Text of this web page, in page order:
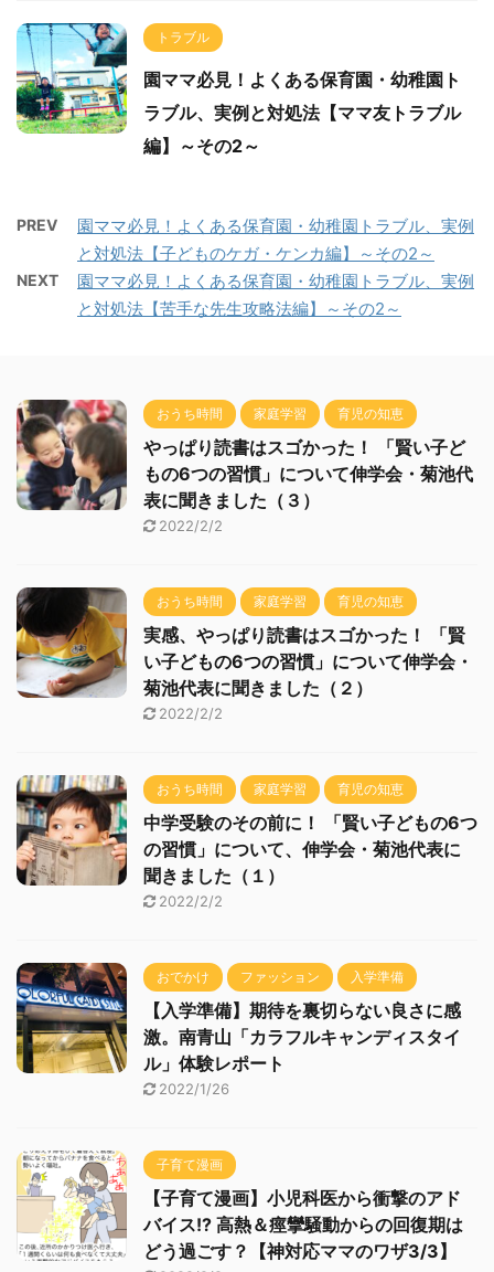
トラブル
園ママ必見！よくある保育園・幼稚園ト
ラブル、実例と対処法【ママ友トラブル
編】～その2～
PREV
園ママ必見！よくある保育園・幼稚園トラブル、実例
と対処法【子どものケガ・ケンカ編】～その2～
NEXT
園ママ必見！よくある保育園・幼稚園トラブル、実例
と対処法【苦手な先生攻略法編】～その2～
おうち時間 家庭学習 育児の知恵
やっぱり読書はスゴかった！ 「賢い子ど
もの6つの習慣」について伸学会・菊池代
表に聞きました（３）
2022/2/2
おうち時間 家庭学習 育児の知恵
実感、やっぱり読書はスゴかった！ 「賢
い子どもの6つの習慣」について伸学会・
菊池代表に聞きました（２）
2022/2/2
おうち時間 家庭学習 育児の知恵
中学受験のその前に！ 「賢い子どもの6つ
の習慣」について、伸学会・菊池代表に
聞きました（１）
2022/2/2
おでかけ ファッション 入学準備
【入学準備】期待を裏切らない良さに感
激。南青山「カラフルキャンディスタイ
ル」体験レポート
2022/1/26
子育て漫画
【子育て漫画】小児科医から衝撃のアド
バイス!? 高熱＆痙攣騒動からの回復期は
どう過ごす？【神対応ママのワザ3/3】